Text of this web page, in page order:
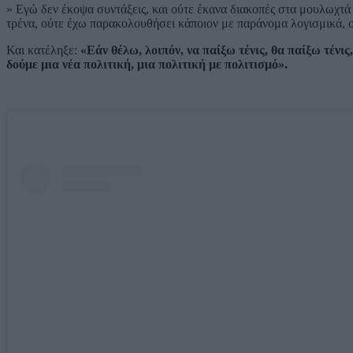
» Εγώ δεν έκοψα συντάξεις, και ούτε έκανα διακοπές στα
τρένα, ούτε έχω παρακολουθήσει κάποιον με παράνομα λογισμικά,
Και κατέληξε: «Εάν θέλω, λοιπόν, να παίξω τένις, θα παίξω
δούμε μια νέα πολιτική, μια πολιτική με πολιτισμό».